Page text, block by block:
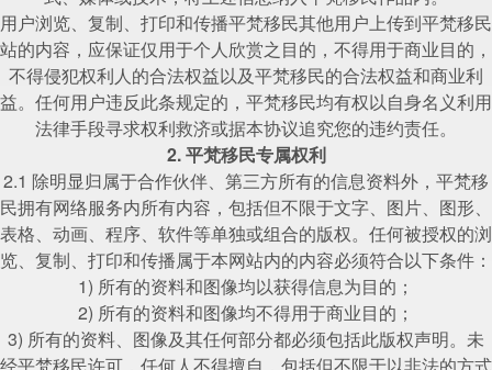
用户浏览、复制、打印和传播平梵移民其他用户上传到平梵移民
站的内容，应保证仅用于个人欣赏之目的，不得用于商业目的，
不得侵犯权利人的合法权益以及平梵移民的合法权益和商业利
益。任何用户违反此条规定的，平梵移民均有权以自身名义利用
法律手段寻求权利救济或据本协议追究您的违约责任。
2. 平梵移民专属权利
2.1 除明显归属于合作伙伴、第三方所有的信息资料外，平梵移
民拥有网络服务内所有内容，包括但不限于文字、图片、图形、
表格、动画、程序、软件等单独或组合的版权。任何被授权的浏
览、复制、打印和传播属于本网站内的内容必须符合以下条件：
1) 所有的资料和图像均以获得信息为目的；
2) 所有的资料和图像均不得用于商业目的；
3) 所有的资料、图像及其任何部分都必须包括此版权声明。未